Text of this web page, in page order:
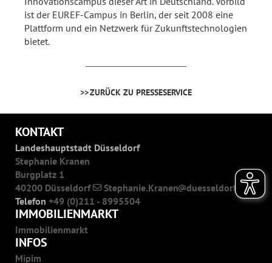
ist der EUREF-Campus in Berlin, der seit 2008 eine
Plattform und ein Netzwerk für Zukunftstechnologien
bietet.
ZURÜCK ZU PRESSESERVICE
KONTAKT
Landeshauptstadt Düsseldorf
Stephanie Kranen
Burgplatz 1
40200 Düsseldorf
Stephanie.Kranen
duesseldorf.de
Telefon +49 (0)211 - 8995504
IMMOBILIENMARKT
Immobilienmarkt
INFOS
Mipim